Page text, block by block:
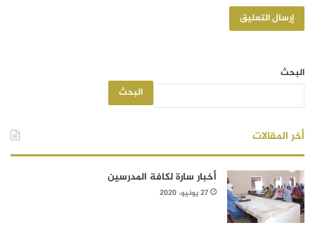
البحث
البحث
أخر المقالات
أخبار سارة لكافة المدرسين
27 يونيو، 2020